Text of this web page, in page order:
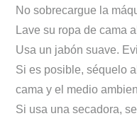
No sobrecargue la
Lave su ropa de cama
Usa un jabón suave.
Si es posible, séquelo
cama y el medio
Si usa una secadora,